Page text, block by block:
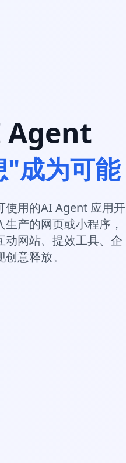
Agent
成为可能
使用的AI Agent 应用开
产的网页或小程序，
网站、提效工具、企
意释放。